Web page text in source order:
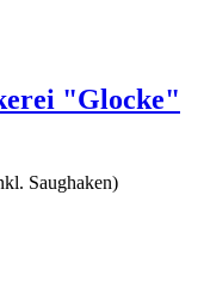
"Glocke"
Saughaken)